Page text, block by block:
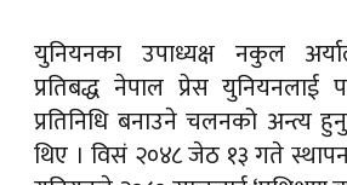
युनियनका उपाध्यक्ष नकुल
प्रतिबद्ध नेपाल प्रेस युनियनलाई
प्रतिनिधि बनाउने चलनको अन्त्य
थिए । विसं २०४८ जेठ १३ गते